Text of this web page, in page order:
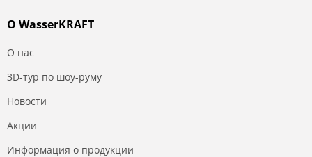
О WasserKRAFT
О нас
3D-тур по шоу-руму
Новости
Акции
Информация о продукции